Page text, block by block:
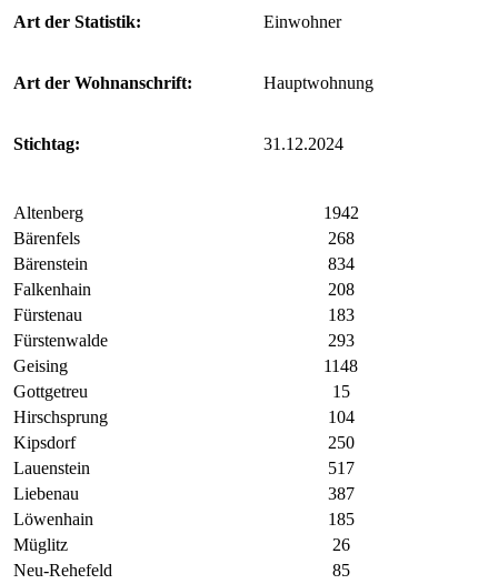
Art der Statistik: Einwohner
Art der Wohnanschrift: Hauptwohnung
Stichtag: 31.12.2024
Altenberg
1942
Bärenfels
268
Bärenstein
834
Falkenhain
208
Fürstenau
183
Fürstenwalde
293
Geising
1148
Gottgetreu
15
Hirschsprung
104
Kipsdorf
250
Lauenstein
517
Liebenau
387
Löwenhain
185
Müglitz
26
Neu-Rehefeld
85